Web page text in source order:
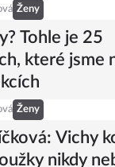
Ženy
Tohle je 25
které jsme
Ženy
Vichy
nikdy